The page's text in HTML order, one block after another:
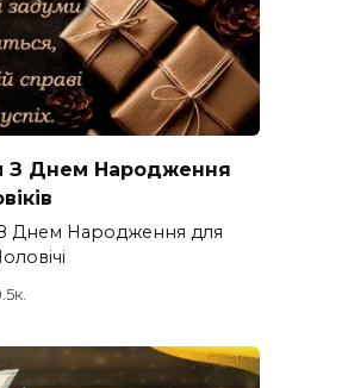
З Днем Народження
Днем Народження для